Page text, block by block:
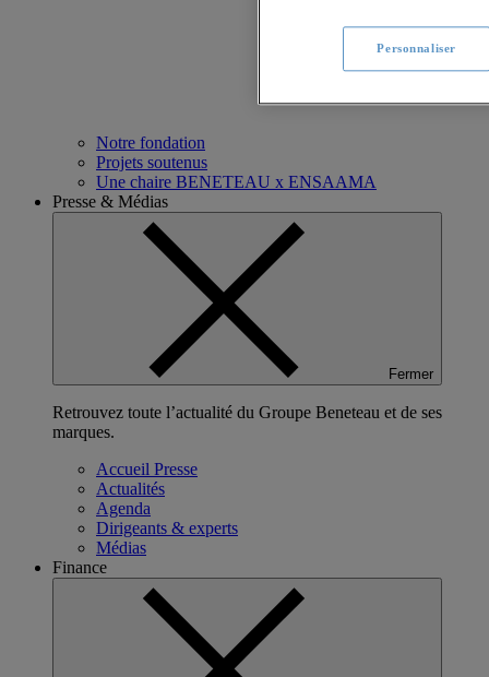
Notre fondation
Projets soutenus
Une chaire BENETEAU x ENSAAMA
Presse & Médias
Fermer
Retrouvez toute l’actualité du Groupe Beneteau et de ses
marques.
Accueil Presse
Actualités
Agenda
Dirigeants & experts
Médias
Finance
Personnaliser